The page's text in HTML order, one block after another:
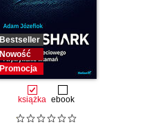
Bestseller
Nowość
Promocja
książka ebook